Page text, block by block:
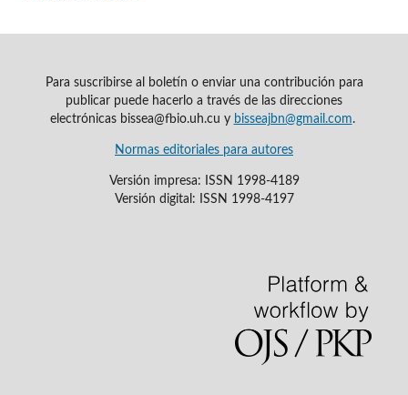
Para suscribirse al boletín o enviar una contribución para
publicar puede hacerlo a través de las direcciones
electrónicas bissea@fbio.uh.cu y bisseajbn@gmail.com.
Normas editoriales para autores
Versión impresa: ISSN 1998-4189
Versión digital: ISSN 1998-4197